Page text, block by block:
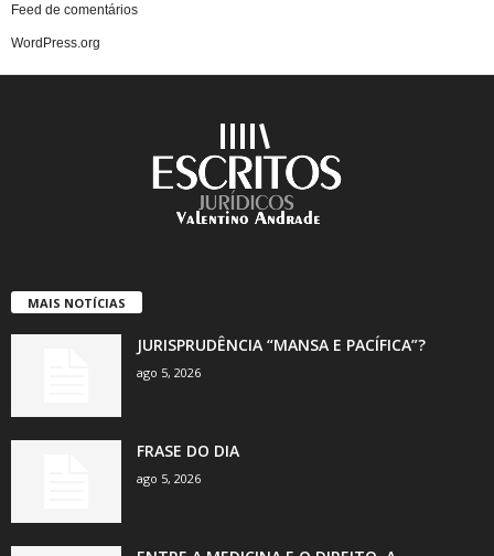
Feed de comentários
WordPress.org
MAIS NOTÍCIAS
JURISPRUDÊNCIA “MANSA E PACÍFICA”?
ago 5, 2026
FRASE DO DIA
ago 5, 2026